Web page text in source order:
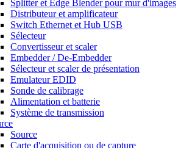
Splitter et Edge Blender pour mur d'images
Distributeur et amplificateur
Switch Ethernet et Hub USB
Sélecteur
Convertisseur et scaler
Embedder / De-Embedder
Sélecteur et scaler de présentation
Emulateur EDID
Sonde de calibrage
Alimentation et batterie
Système de transmission
Source
Carte d'acquisition ou de capture